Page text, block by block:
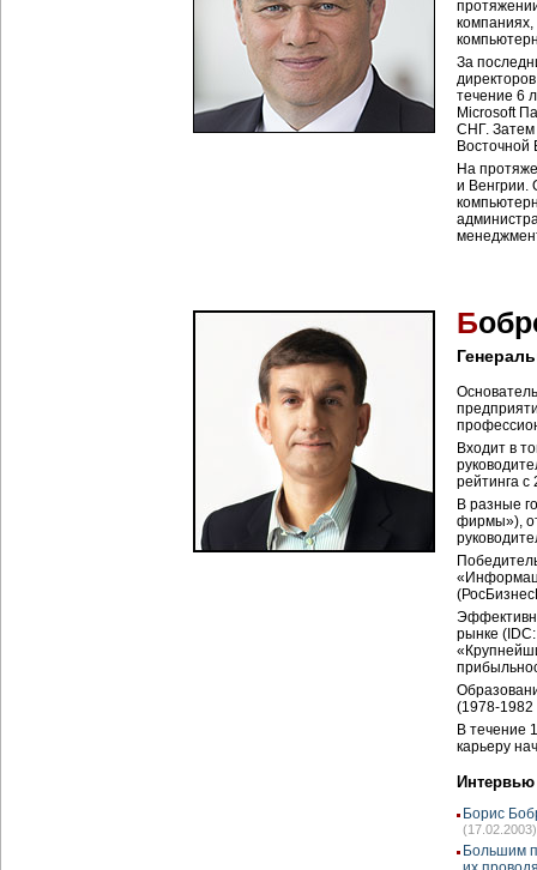
За
течение 6
Microsoft
СНГ. Затем
На
и Венгрии.
Б
Входит в
рейтинга с
В разные
фирмы»),
рынке
(1978-1982
В течение
карьеру
Интервью
Борис
(17.02.2003)
Большим